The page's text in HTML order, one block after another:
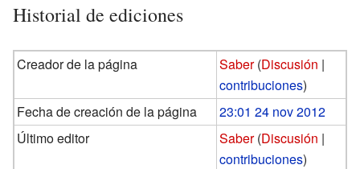
Historial de ediciones
Creador de la página Saber (Discusión |
contribuciones)
Fecha de creación de la página
23:01 24 nov 2012
Último editor
Saber (Discusión |
contribuciones)